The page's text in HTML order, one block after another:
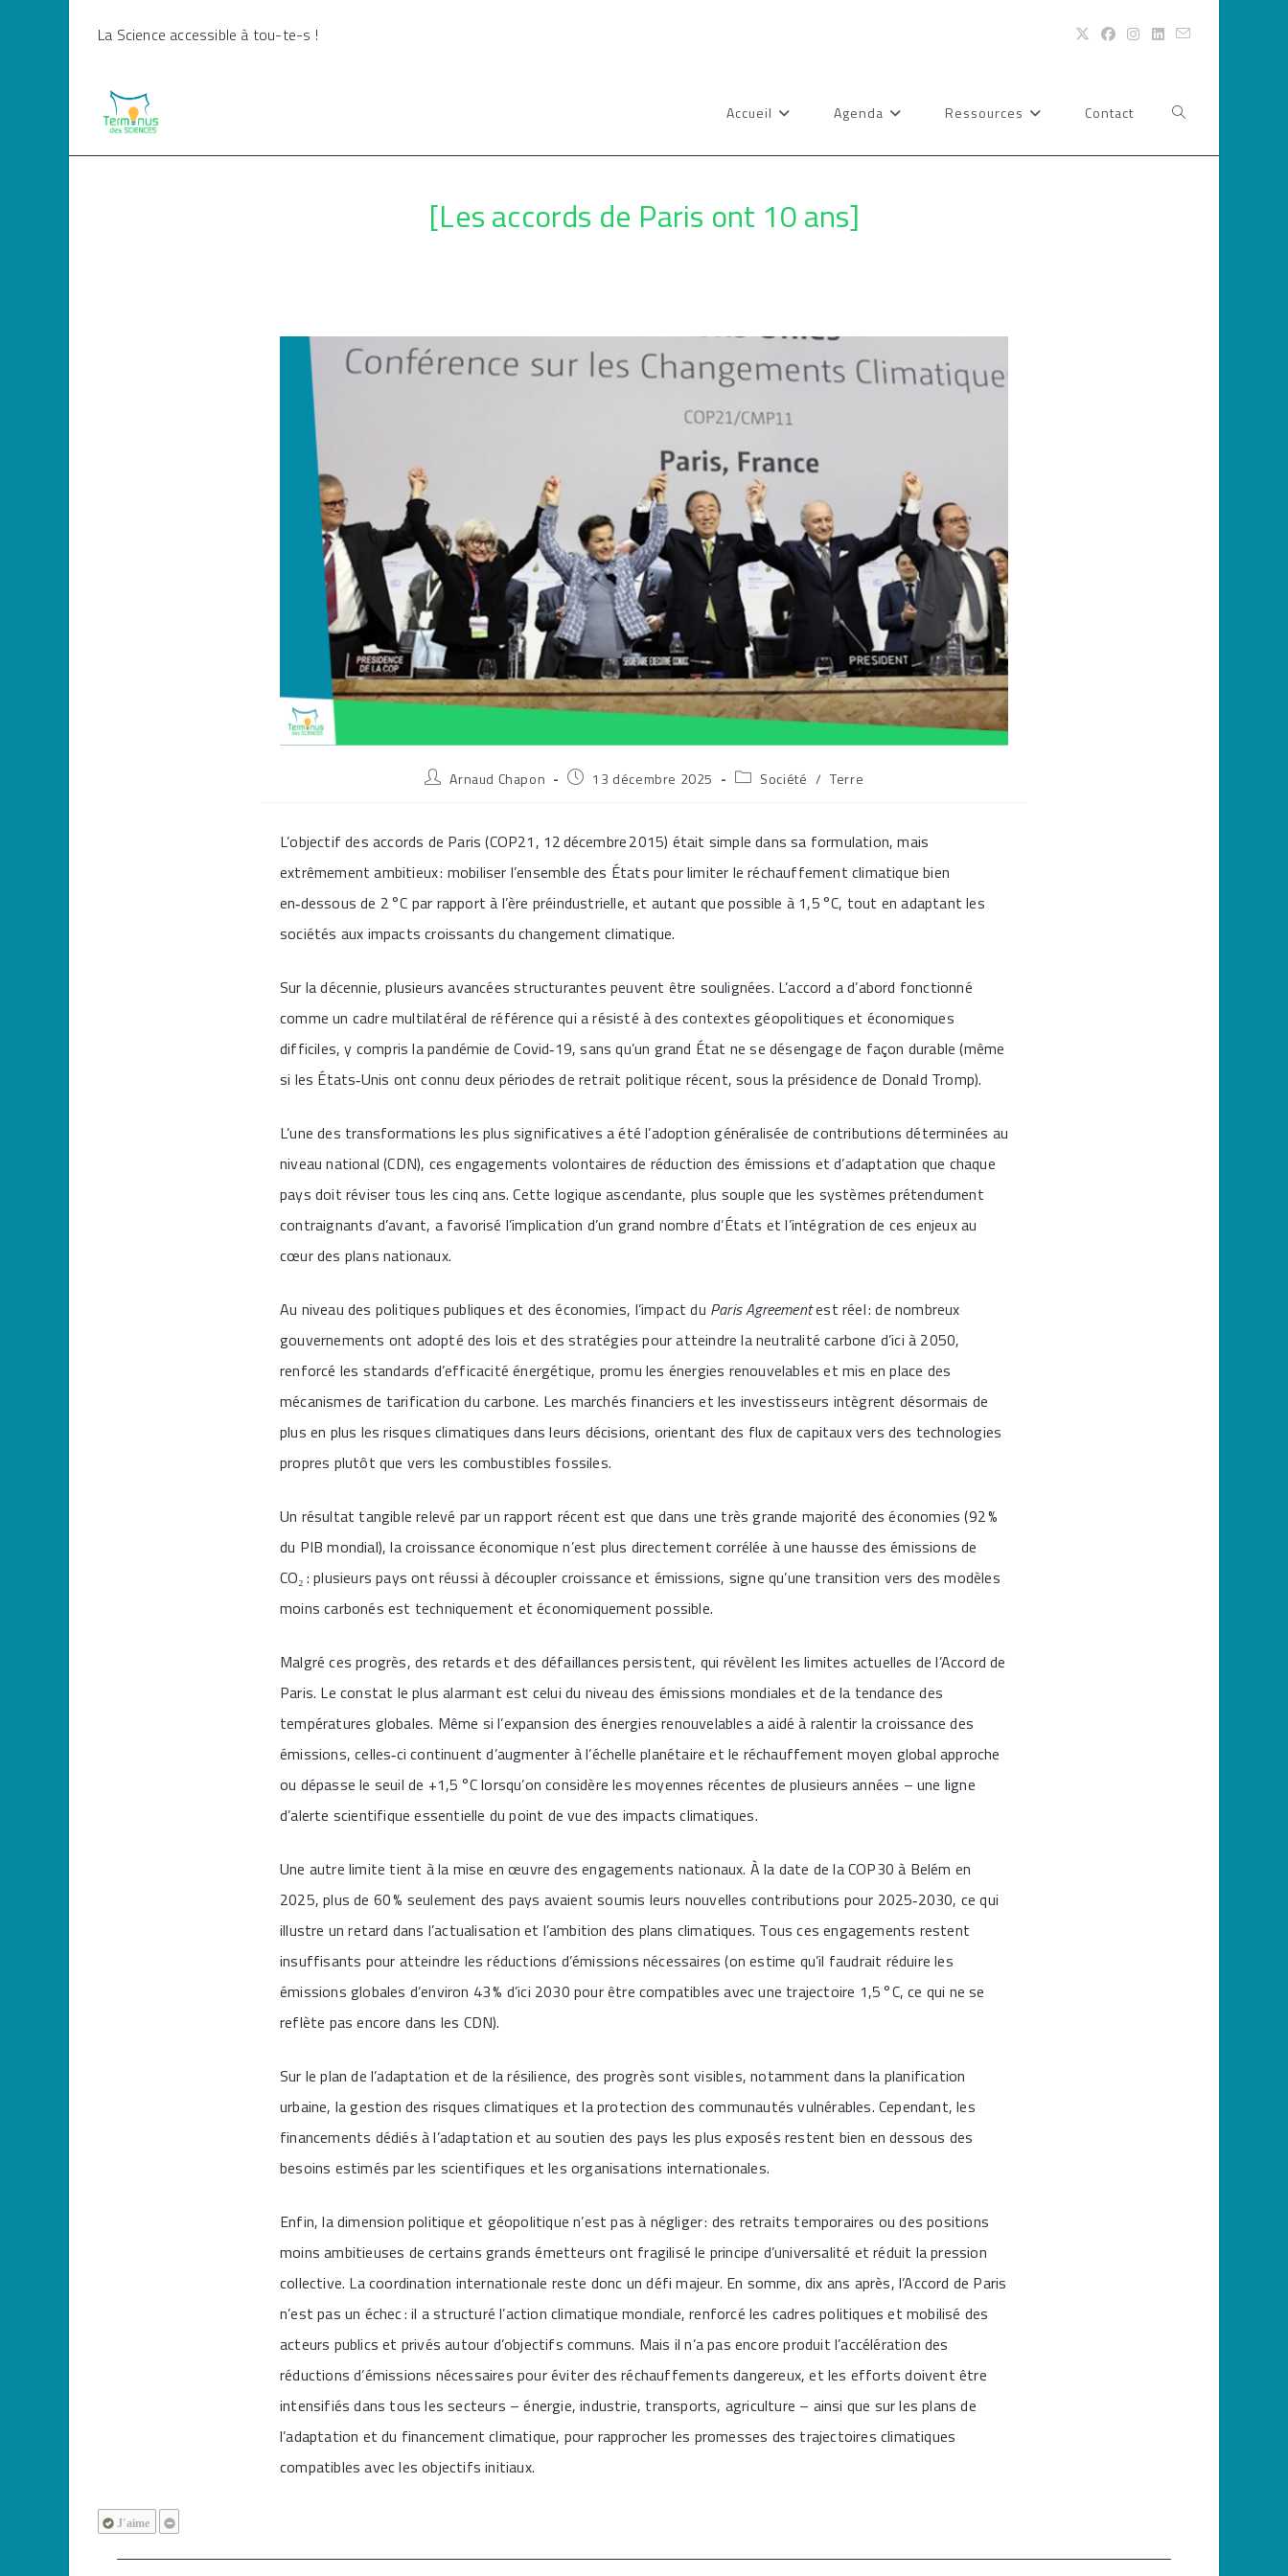
La Science accessible à tou-te-s !
Accueil Agenda Ressources Contact Toggle
[Les accords de Paris ont 10 ans]
Auteur/autrice
publication :
Arnaud Chapon
Publication
13 décembre 2025
PostSociété / Terre
L’objectif des accords de Paris (COP21, 12 décembre 2015) était simple dans sa formulation, mais
extrêmement ambitieux : mobiliser l’ensemble des États pour limiter le réchauffement climatique bien
en‑dessous de 2 °C par rapport à l’ère préindustrielle, et autant que possible à 1,5 °C, tout en adaptant les
sociétés aux impacts croissants du changement climatique.
Sur la décennie, plusieurs avancées structurantes peuvent être soulignées. L’accord a d’abord fonctionné
comme un cadre multilatéral de référence qui a résisté à des contextes géopolitiques et économiques
difficiles, y compris la pandémie de Covid‑19, sans qu’un grand État ne se désengage de façon durable (même
si les États‑Unis ont connu deux périodes de retrait politique récent, sous la présidence de Donald Tromp).
L’une des transformations les plus significatives a été l’adoption généralisée de contributions déterminées au
niveau national (CDN), ces engagements volontaires de réduction des émissions et d’adaptation que chaque
pays doit réviser tous les cinq ans. Cette logique ascendante, plus souple que les systèmes prétendument
contraignants d’avant, a favorisé l’implication d’un grand nombre d’États et l’intégration de ces enjeux au
cœur des plans nationaux.
Au niveau des politiques publiques et des économies, l’impact du Paris Agreementest réel : de nombreux
gouvernements ont adopté des lois et des stratégies pour atteindre la neutralité carbone d’ici à 2050,
renforcé les standards d’efficacité énergétique, promu les énergies renouvelables et mis en place des
mécanismes de tarification du carbone. Les marchés financiers et les investisseurs intègrent désormais de
plus en plus les risques climatiques dans leurs décisions, orientant des flux de capitaux vers des technologies
propres plutôt que vers les combustibles fossiles.
Un résultat tangible relevé par un rapport récent est que dans une très grande majorité des économies (92 %
du PIB mondial), la croissance économique n’est plus directement corrélée à une hausse des émissions de
CO₂ : plusieurs pays ont réussi à découpler croissance et émissions, signe qu’une transition vers des modèles
moins carbonés est techniquement et économiquement possible.
Malgré ces progrès, des retards et des défaillances persistent, qui révèlent les limites actuelles de l’Accord de
Paris. Le constat le plus alarmant est celui du niveau des émissions mondiales et de la tendance des
températures globales. Même si l’expansion des énergies renouvelables a aidé à ralentir la croissance des
émissions, celles‑ci continuent d’augmenter à l’échelle planétaire et le réchauffement moyen global approche
ou dépasse le seuil de +1,5 °C lorsqu’on considère les moyennes récentes de plusieurs années – une ligne
d’alerte scientifique essentielle du point de vue des impacts climatiques.
Une autre limite tient à la mise en œuvre des engagements nationaux. À la date de la COP30 à Belém en
2025, plus de 60 % seulement des pays avaient soumis leurs nouvelles contributions pour 2025‑2030, ce qui
illustre un retard dans l’actualisation et l’ambition des plans climatiques. Tous ces engagements restent
insuffisants pour atteindre les réductions d’émissions nécessaires (on estime qu’il faudrait réduire les
émissions globales d’environ 43 % d’ici 2030 pour être compatibles avec une trajectoire 1,5 °C, ce qui ne se
reflète pas encore dans les CDN).
Sur le plan de l’adaptation et de la résilience, des progrès sont visibles, notamment dans la planification
urbaine, la gestion des risques climatiques et la protection des communautés vulnérables. Cependant, les
financements dédiés à l’adaptation et au soutien des pays les plus exposés restent bien en dessous des
besoins estimés par les scientifiques et les organisations internationales.
Enfin, la dimension politique et géopolitique n’est pas à négliger : des retraits temporaires ou des positions
moins ambitieuses de certains grands émetteurs ont fragilisé le principe d’universalité et réduit la pression
collective. La coordination internationale reste donc un défi majeur. En somme, dix ans après, l’Accord de Paris
n’est pas un échec : il a structuré l’action climatique mondiale, renforcé les cadres politiques et mobilisé des
acteurs publics et privés autour d’objectifs communs. Mais il n’a pas encore produit l’accélération des
réductions d’émissions nécessaires pour éviter des réchauffements dangereux, et les efforts doivent être
intensifiés dans tous les secteurs – énergie, industrie, transports, agriculture – ainsi que sur les plans de
l’adaptation et du financement climatique, pour rapprocher les promesses des trajectoires climatiques
compatibles avec les objectifs initiaux.
J'aime